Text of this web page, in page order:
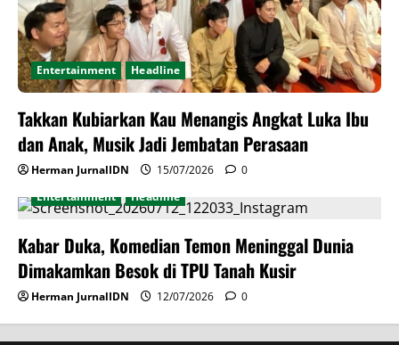
Entertainment Headline
Takkan Kubiarkan Kau Menangis Angkat Luka Ibu
dan Anak, Musik Jadi Jembatan Perasaan
Herman JurnalIDN 15/07/2026
0
Entertainment
Headline
Kabar Duka, Komedian Temon Meninggal Dunia
Dimakamkan Besok di TPU Tanah Kusir
Herman JurnalIDN 12/07/2026 0